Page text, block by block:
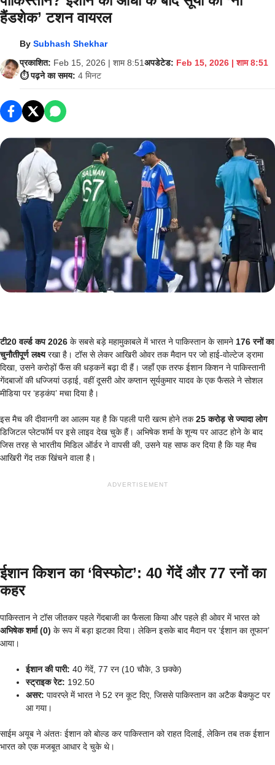
हैंडशेक’ टशन वायरल
BySubhash Shekhar
प्रकाशित: Feb 15, 2026 | शाम 8:51अपडेटेड: Feb 15, 2026 | शाम 8:51
⏱️ पढ़ने का समय: 4 मिनट
टी20 वर्ल्ड कप 2026 के सबसे बड़े महामुकाबले में भारत ने पाकिस्तान के सामने 176 रनों का
चुनौतीपूर्ण लक्ष्यरखा है। टॉस से लेकर आखिरी ओवर तक मैदान पर जो हाई-वोल्टेज ड्रामा
दिखा, उसने करोड़ों फैंस की धड़कनें बढ़ा दी हैं। जहाँ एक तरफ ईशान किशन ने पाकिस्तानी
गेंदबाजों की धज्जियां उड़ाई, वहीं दूसरी ओर कप्तान सूर्यकुमार यादव के एक फैसले ने सोशल
मीडिया पर ‘हड़कंप’ मचा दिया है।
इस मैच की दीवानगी का आलम यह है कि पहली पारी खत्म होने तक25 करोड़ से ज्यादा लोग
डिजिटल प्लेटफॉर्म पर इसे लाइव देख चुके हैं। अभिषेक शर्मा के शून्य पर आउट होने के बाद
जिस तरह से भारतीय मिडिल ऑर्डर ने वापसी की, उसने यह साफ कर दिया है कि यह मैच
आखिरी गेंद तक खिंचने वाला है।
ADVERTISEMENT
ईशान किशन का ‘विस्फोट’: 40 गेंदें और 77 रनों का
कहर
पाकिस्तान ने टॉस जीतकर पहले गेंदबाजी का फैसला किया और पहले ही ओवर में भारत को
अभिषेक शर्मा (0) के रूप में बड़ा झटका दिया। लेकिन इसके बाद मैदान पर ‘ईशान का तूफान’
आया।
ईशान की पारी: 40 गेंदें, 77 रन (10 चौके, 3 छक्के)
स्ट्राइक रेट: 192.50
असर: पावरप्ले में भारत ने 52 रन कूट दिए, जिससे पाकिस्तान का अटैक बैकफुट पर
आ गया।
साईम अयूब ने अंततः ईशान को बोल्ड कर पाकिस्तान को राहत दिलाई, लेकिन तब तक ईशान
भारत को एक मजबूत आधार दे चुके थे।